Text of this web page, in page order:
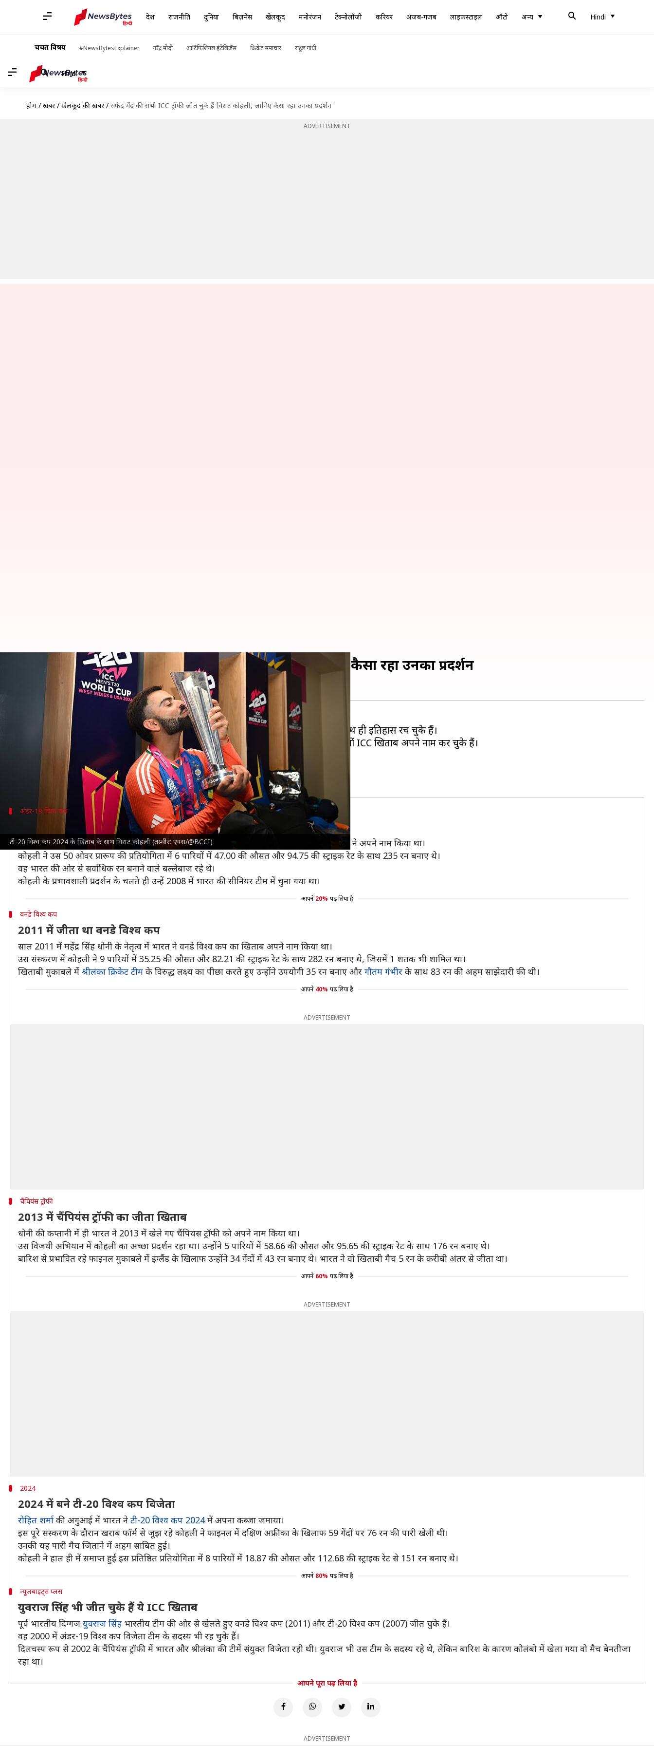
देश राजनीति दुनिया बिज़नेस खेलकूद मनोरंजन टेक्नोलॉजी करियर अजब-गजब लाइफस्टाइल ऑटो अन्य Hindi
चर्चित विषय #NewsBytesExplainer नरेंद्र मोदी आर्टिफिशियल इंटेलिजेंस क्रिकेट समाचार राहुल गांधी
Hindi
होम / खबरें / खेलकूद की खबरें / सफेद गेंद की सभी ICC ट्रॉफी जीत चुके हैं विराट कोहली, जानिए कैसा रहा उनका प्रदर्शन
ADVERTISEMENT
टी-20 विश्व कप 2024 के खिताब के साथ विराट कोहली (तस्वीर: एक्स/@BCCI)
सफेद गेंद की सभी ICC ट्रॉफी जीत चुके हैं विराट कोहली, जानिए कैसा रहा उनका प्रदर्शन
अंकित पसबोला Jul 06, 2024 02:32 pm
भारतीय क्रिकेट टीमके दिग्गज बल्लेबाजविराट कोहलीटी-20 विश्व कप 2024 के विजेता होने के साथ ही इतिहास रच चुके हैं।
वह सफेद गेंद से खेले जाने वाले वनडे विश्व कप, टी-20 विश्व कप और चैंपियंस ट्रॉफी के रूप में तीनों ICC खिताब अपने नाम कर चुके हैं।
दिलचस्प रूप से कोहली अंडर-19 विश्व कप विजेता भी रहे हैं।
ऐसे में वह इन 4 ट्रॉफी को जीतने वाले इकलौते खिलाड़ी हैं।
अंडर-19 विश्व कप
बतौर कप्तान जीत चुके हैं अंडर-19 विश्व कप
2008 में मलेशिया मेंअंडर-19 विश्व कपका आयोजन हुआ था, जिसे कोहली की कप्तानी में भारतीय टीम ने अपने नाम किया था।
कोहली ने उस 50 ओवर प्रारूप की प्रतियोगिता में 6 पारियों में 47.00 की औसत और 94.75 की स्ट्राइक रेट के साथ 235 रन बनाए थे।
वह भारत की ओर से सर्वाधिक रन बनाने वाले बल्लेबाज रहे थे।
कोहली के प्रभावशाली प्रदर्शन के चलते ही उन्हें 2008 में भारत की सीनियर टीम में चुना गया था।
आपने 20% पढ़ लिया है
वनडे विश्व कप
2011 में जीता था वनडे विश्व कप
साल 2011 में महेंद्र सिंह धोनी के नेतृत्व में भारत ने वनडे विश्व कप का खिताब अपने नाम किया था।
उस संस्करण में कोहली ने 9 पारियों में 35.25 की औसत और 82.21 की स्ट्राइक रेट के साथ 282 रन बनाए थे, जिसमें 1 शतक भी शामिल था।
खिताबी मुकाबले में श्रीलंका क्रिकेट टीम के विरुद्ध लक्ष्य का पीछा करते हुए उन्होंने उपयोगी 35 रन बनाए और गौतम गंभीर के साथ 83 रन की अहम साझेदारी की थी।
आपने 40% पढ़ लिया है
ADVERTISEMENT
चैंपियंस ट्रॉफी
2013 में चैंपियंस ट्रॉफी का जीता खिताब
धोनी की कप्तानी में ही भारत ने 2013 में खेले गए चैंपियंस ट्रॉफी को अपने नाम किया था।
उस विजयी अभियान में कोहली का अच्छा प्रदर्शन रहा था। उन्होंने 5 पारियों में 58.66 की औसत और 95.65 की स्ट्राइक रेट के साथ 176 रन बनाए थे।
बारिश से प्रभावित रहे फाइनल मुकाबले में इंग्लैंड के खिलाफ उन्होंने 34 गेंदों में 43 रन बनाए थे। भारत ने वो खिताबी मैच 5 रन के करीबी अंतर से जीता था।
आपने 60% पढ़ लिया है
ADVERTISEMENT
2024
2024 में बने टी-20 विश्व कप विजेता
रोहित शर्मा की अगुआई में भारत ने टी-20 विश्व कप 2024में अपना कब्जा जमाया।
इस पूरे संस्करण के दौरान खराब फॉर्म से जूझ रहे कोहली ने फाइनल में दक्षिण अफ्रीका के खिलाफ 59 गेंदों पर 76 रन की पारी खेली थी।
उनकी यह पारी मैच जिताने में अहम साबित हुई।
कोहली ने हाल ही में समाप्त हुई इस प्रतिष्ठित प्रतियोगिता में 8 पारियों में 18.87 की औसत और 112.68 की स्ट्राइक रेट से 151 रन बनाए थे।
आपने 80% पढ़ लिया है
न्यूजबाइट्स प्लस
युवराज सिंह भी जीत चुके हैं ये ICC खिताब
पूर्व भारतीय दिग्गज युवराज सिंह भारतीय टीम की ओर से खेलते हुए वनडे विश्व कप (2011) और टी-20 विश्व कप (2007) जीत चुके हैं।
वह 2000 में अंडर-19 विश्व कप विजेता टीम के सदस्य भी रह चुके हैं।
दिलचस्प रूप से 2002 के चैंपियंस ट्रॉफी में भारत और श्रीलंका की टीमें संयुक्त विजेता रही थी। युवराज भी उस टीम के सदस्य रहे थे, लेकिन बारिश के कारण कोलंबो में खेला गया वो मैच बेनतीजा
रहा था।
आपने पूरा पढ़ लिया है
ADVERTISEMENT